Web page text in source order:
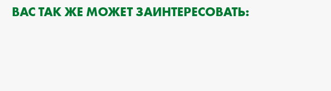
ВАС ТАК ЖЕ МОЖЕТ ЗАИНТЕРЕСОВАТЬ: